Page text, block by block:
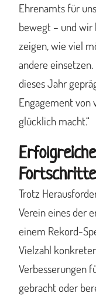
Ehrenamts für
bewegt – und wir
zeigen, wie viel
andere
dieses Jahr
Engagement von
glücklich macht.“
Trotz
Verein eines der
einem Rekord-
Vielzahl
Verbesserungen
gebracht oder